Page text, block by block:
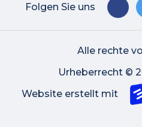
Folgen Sie uns
Alle rechte
Urheberrecht ©
Website erstellt mit